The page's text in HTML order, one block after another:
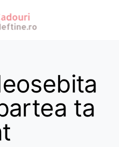
ta